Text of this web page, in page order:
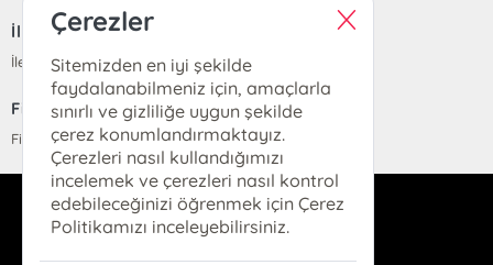
İletişim
İletişim
Fiyat Listesi
Fiyat Listesi
info@parolakitap.com
Çerezler
Sitemizden en iyi şekilde
faydalanabilmeniz için, amaçlarla
sınırlı ve gizliliğe uygun şekilde
çerez konumlandırmaktayız.
Çerezleri nasıl kullandığımızı
incelemek ve çerezleri nasıl kontrol
edebileceğinizi öğrenmek için Çerez
Politikamızı inceleyebilirsiniz.